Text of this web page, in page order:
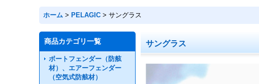
ホーム > PELAGIC > サングラス
商品カテゴリ一覧
ボートフェンダー（防舷
材）、エアーフェンダー
（空気式防舷材）
サングラス